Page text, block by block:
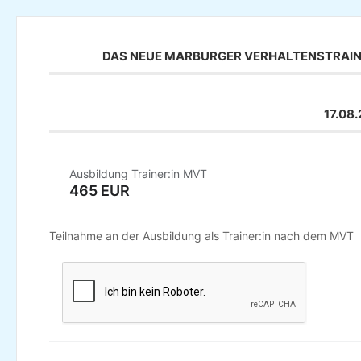
DAS NEUE MARBURGER
Ausbildung Trainer:in MVT
465 EUR
Teilnahme an der Ausbildung als Trainer:in nach dem MVT